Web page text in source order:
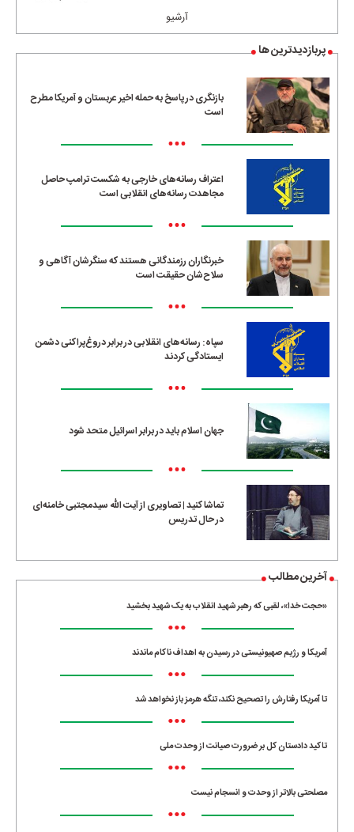
آرشیو
پربازدیدترین ها
بازنگری در پاسخ به حمله اخیر عربستان و آمریکا مطرح
است
•••
اعتراف رسانه‌های خارجی به شکست ترامپ حاصل
مجاهدت رسانه‌های انقلابی است
•••
خبرنگاران رزمندگانی هستند که سنگرشان آگاهی و
سلاح‌شان حقیقت است
•••
سپاه: رسانه‌های انقلابی در برابر دروغ‌پراکنی دشمن
ایستادگی کردند
•••
جهان اسلام باید در برابر اسرائیل متحد شود
•••
تماشا کنید | تصاویری از آیت الله سیدمجتبی خامنه‌ای
در حال تدریس
آخرین مطالب
«حجت خدا»، لقبی که رهبر شهید انقلاب به یک شهید بخشید
•••
آمریکا و رژیم صهیونیستی در رسیدن به اهداف ناکام ماندند
•••
تا آمریکا رفتارش را تصحیح نکند، تنگه هرمز باز نخواهد شد
•••
تاکید دادستان کل بر ضرورت صیانت از وحدت ملی
•••
مصلحتی بالاتر از وحدت و انسجام نیست
•••